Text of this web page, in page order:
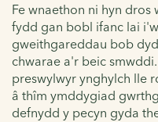
Fe wnaethon ni hyn
fydd gan bobl ifanc lai
gweithgareddau bob
chwarae a'r beic
preswylwyr ynghylch lle
â thîm ymddygiad
defnydd y pecyn gyda